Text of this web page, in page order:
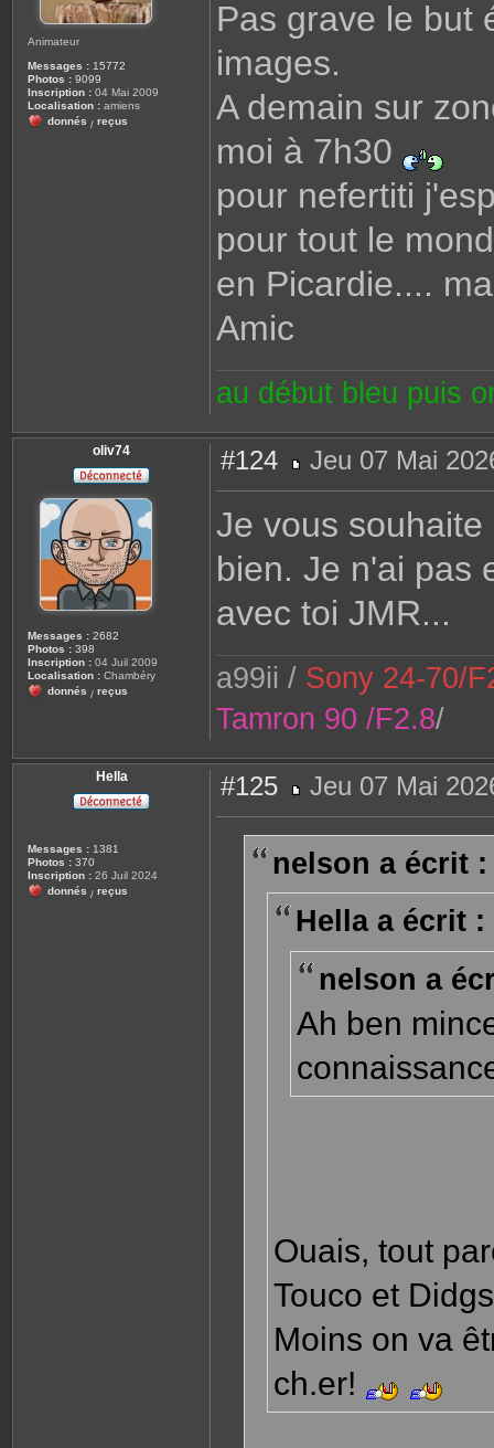
Animateur
Messages : 15772
Photos : 9099
Inscription : 04 Mai 2009
Localisation : amiens
donnés / reçus
Pas grave le but
images.
A demain sur
moi à 7h30
pour nefertiti
pour tout le
en Picardie....
Amic
au début bleu puis
oliv74
Messages : 2682
Photos : 398
Inscription : 04 Juil 2009
Localisation : Chambéry
donnés / reçus
#124
e
Jeu 07 Mai
Je vous
bien. Je n'ai pas
avec toi JMR...
a99ii / Sony 24-70/
Tamron 90 /F2.8/
Hella
Messages : 1381
Photos : 370
Inscription : 26 Juil 2024
donnés / reçus
#125
e
g
Jeu 07 Mai
nelson a écrit :
Hella a écrit :
nelson a
Ah ben
Ouais, tout
Touco et
Moins on va
ch.er!